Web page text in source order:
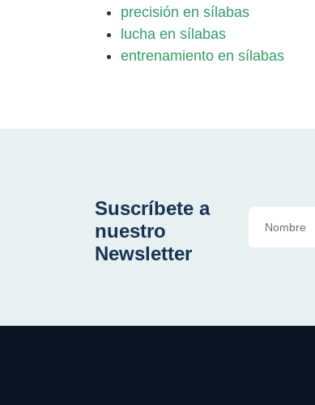
precisión en sílabas
lucha en sílabas
entrenamiento en sílabas
Suscríbete a
nuestro
Newsletter